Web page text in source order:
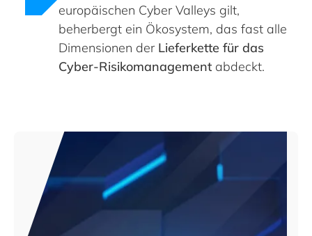
europäischen Cyber Valleys gilt,
beherbergt ein Ökosystem, das fast alle
Dimensionen der Lieferkette für das
Cyber-Risikomanagement abdeckt.